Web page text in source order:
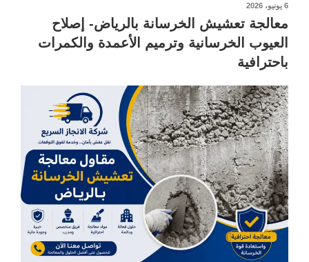
نُشر
6 يونيو، 2026
معالجة تعشيش الخرسانة بالرياض- إصلاح
العيوب الخرسانية وترميم الأعمدة والكمرات
باحترافية